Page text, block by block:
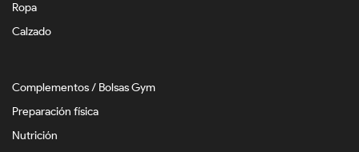
Ropa
Calzado
Complementos / Bolsas Gym
Preparación física
Nutrición